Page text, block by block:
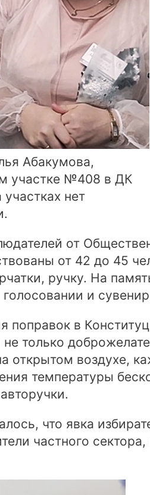
Абакумова,
участке №408 в ДК
нет
от
от 42 до 45
ручку. На
и
поправок в
только
открытом воздухе,
температуры
что явка
частного